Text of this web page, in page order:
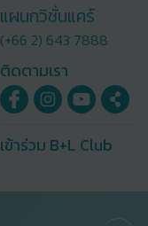
แผนกวิชั่นแคร์
(+66 2) 643 7888
ติดตามเรา
เข้าร่วม B+L Club